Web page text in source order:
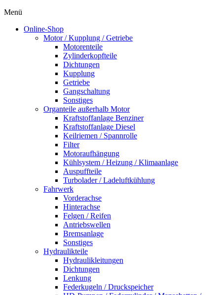
Menü
Online-Shop
Motor / Kupplung / Getriebe
Motorenteile
Zylinderkopfteile
Dichtungen
Kupplung
Getriebe
Gangschaltung
Sonstiges
Organteile außerhalb Motor
Kraftstoffanlage Benziner
Kraftstoffanlage Diesel
Keilriemen / Spannrolle
Filter
Motoraufhängung
Kühlsystem / Heizung / Klimaanlage
Auspuffteile
Turbolader / Ladeluftkühlung
Fahrwerk
Vorderachse
Hinterachse
Felgen / Reifen
Antriebswellen
Bremsanlage
Sonstiges
Hydraulikteile
Hydraulikleitungen
Dichtungen
Lenkung
Federkugeln / Druckspeicher